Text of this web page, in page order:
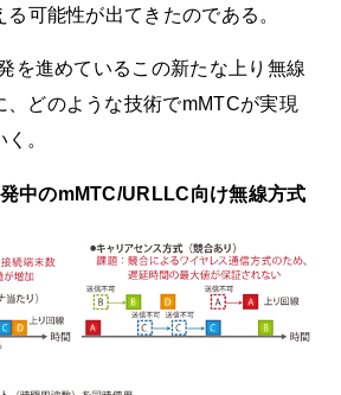
可能性が出てきたのである。
を進めているこの新たな上り無線
、どのような技術でmMTCが実現
。
中のmMTC/URLLC向け無線方式